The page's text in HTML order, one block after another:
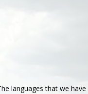
languages that we